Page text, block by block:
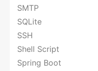
SMTP
SQLite
SSH
Shell Script
Spring Boot